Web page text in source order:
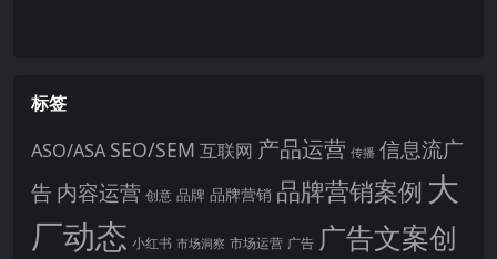
标签
ASO/ASA SEO/SEM 互联网 产品运营 传播 信息流广
告 内容运营 创意 品牌 品牌营销 品牌营销案例 大
厂动态 小红书 市场洞察 市场运营 广告 广告文案创